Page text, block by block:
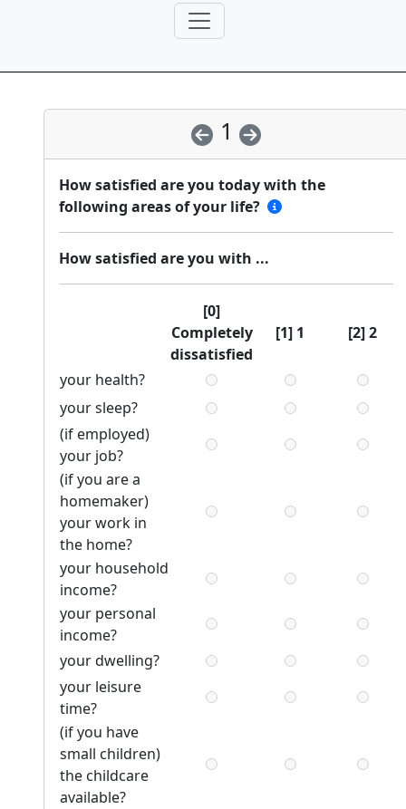
1
How satisfied are you today with the
following areas of your life?
How satisfied are you with ...
[0]
Completely
dissatisfied
[1] 1 [2] 2
your health?
your sleep?
(if employed)
your job?
(if you are a
homemaker)
your work in
the home?
your household
income?
your personal
income?
your dwelling?
your leisure
time?
(if you have
small children)
the childcare
available?